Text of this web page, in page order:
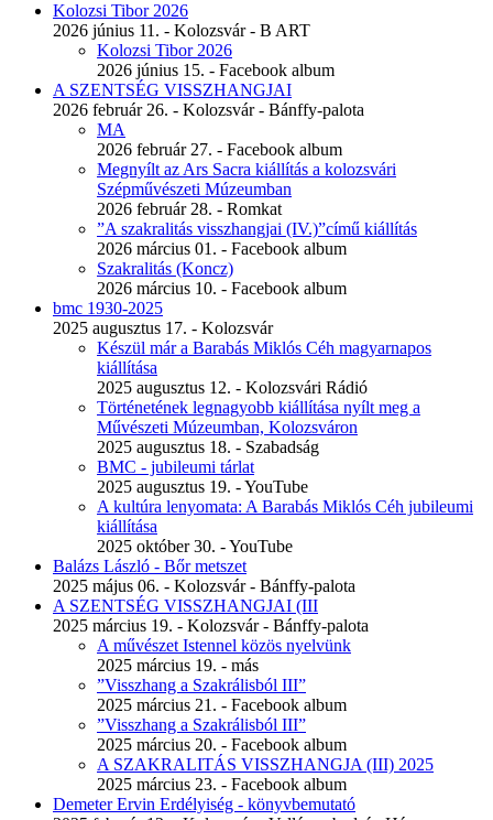
Kolozsi Tibor 2026
2026 június 11. - Kolozsvár - B ART
Kolozsi Tibor 2026
2026 június 15. - Facebook album
A SZENTSÉG VISSZHANGJAI
2026 február 26. - Kolozsvár - Bánffy-palota
MA
2026 február 27. - Facebook album
Megnyílt az Ars Sacra kiállítás a kolozsvári
Szépművészeti Múzeumban
2026 február 28. - Romkat
”A szakralitás visszhangjai (IV.)”című kiállítás
2026 március 01. - Facebook album
Szakralitás (Koncz)
2026 március 10. - Facebook album
bmc 1930-2025
2025 augusztus 17. - Kolozsvár
Készül már a Barabás Miklós Céh magyarnapos
kiállítása
2025 augusztus 12. - Kolozsvári Rádió
Történetének legnagyobb kiállítása nyílt meg a
Művészeti Múzeumban, Kolozsváron
2025 augusztus 18. - Szabadság
BMC - jubileumi tárlat
2025 augusztus 19. - YouTube
A kultúra lenyomata: A Barabás Miklós Céh jubileumi
kiállítása
2025 október 30. - YouTube
Balázs László - Bőr metszet
2025 május 06. - Kolozsvár - Bánffy-palota
A SZENTSÉG VISSZHANGJAI (III
2025 március 19. - Kolozsvár - Bánffy-palota
A művészet Istennel közös nyelvünk
2025 március 19. - más
”Visszhang a Szakrálisból III”
2025 március 21. - Facebook album
”Visszhang a Szakrálisból III”
2025 március 20. - Facebook album
A SZAKRALITÁS VISSZHANGJA (III) 2025
2025 március 23. - Facebook album
Demeter Ervin Erdélyiség - könyvbemutató